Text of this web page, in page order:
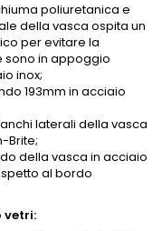
poliuretanica e
della vasca ospita un
per evitare la
sono in appoggio
inox;
193mm in acciaio
laterali della vasca
Brite;
della vasca in acciaio
al bordo
vetri: